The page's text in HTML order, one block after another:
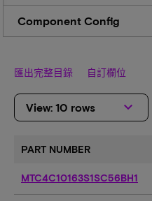
Config
Component Config
匯出完整目錄 自訂欄位
View: 10 rows keyboard_arrow_down
PART NUMBER
MTC4C10163S1SC56BH1